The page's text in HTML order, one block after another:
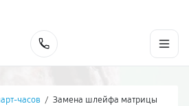
часов / Замена шлейфа матрицы